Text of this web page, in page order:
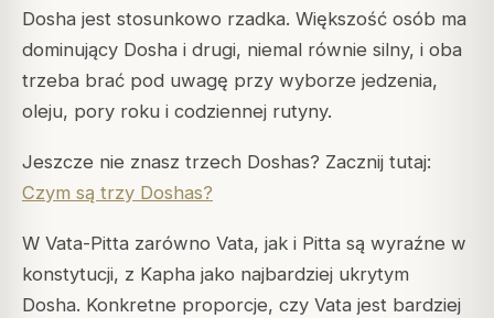
Dosha jest stosunkowo rzadka. Większość osób ma
dominujący Dosha i drugi, niemal równie silny, i oba
trzeba brać pod uwagę przy wyborze jedzenia,
oleju, pory roku i codziennej rutyny.
Jeszcze nie znasz trzech Doshas? Zacznij tutaj:
Czym są trzy Doshas?
W Vata-Pitta zarówno Vata, jak i Pitta są wyraźne w
konstytucji, z Kapha jako najbardziej ukrytym
Dosha. Konkretne proporcje, czy Vata jest bardziej